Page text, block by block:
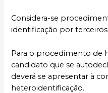
Considera-se
identificação por
Para o procedimento de
candidato que se
deverá se apresentar à
heteroidentificação.